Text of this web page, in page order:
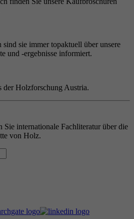
sie immer topaktuell über unsere
und -ergebnisse informiert.
der Holzforschung Austria.
internationale Fachliteratur über die
von Holz.